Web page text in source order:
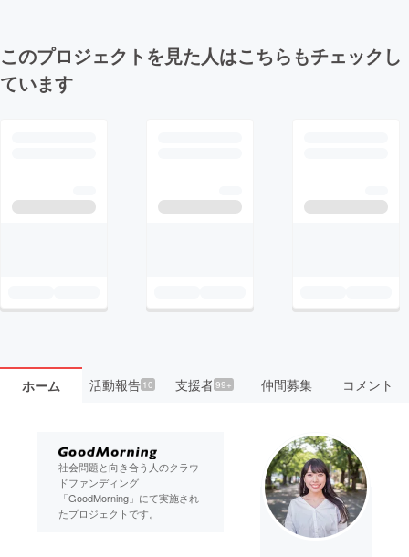
このプロジェクトを見た人はこちらもチェックし
ています
ホーム 活動報告10 支援者99+ 仲間募集 コメント
社会問題と向き合う人のクラウ
ドファンディング
「GoodMorning」にて実施され
たプロジェクトです。